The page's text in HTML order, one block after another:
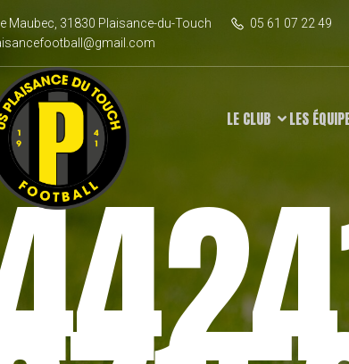
Maubec, 31830 Plaisance-du-Touch
05 61 07 22 49
LE CLUB LES